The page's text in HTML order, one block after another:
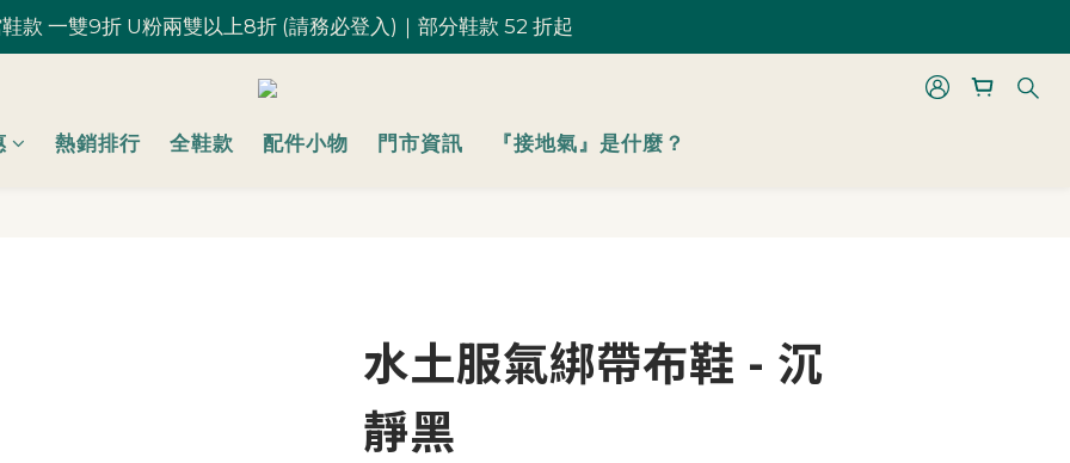
款 一雙9折 U粉兩雙以上8折 (請務必登入)｜部分鞋款 52 折起
款 一雙9折 U粉兩雙以上8折 (請務必登入)｜部分鞋款 52 折起
台灣滿 $1,700 享免運優惠
U粉就是你！加入會員 $200 購物金馬上用~
熱銷排行 全鞋款 配件小物 門市資訊 『接地氣』是什麼？
水土服氣綁帶布鞋 - 沉
靜黑